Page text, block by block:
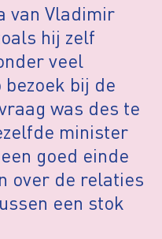
van Vladimir
hij zelf
veel
bij de
was des te
minister
goed einde
over de relaties
een stok